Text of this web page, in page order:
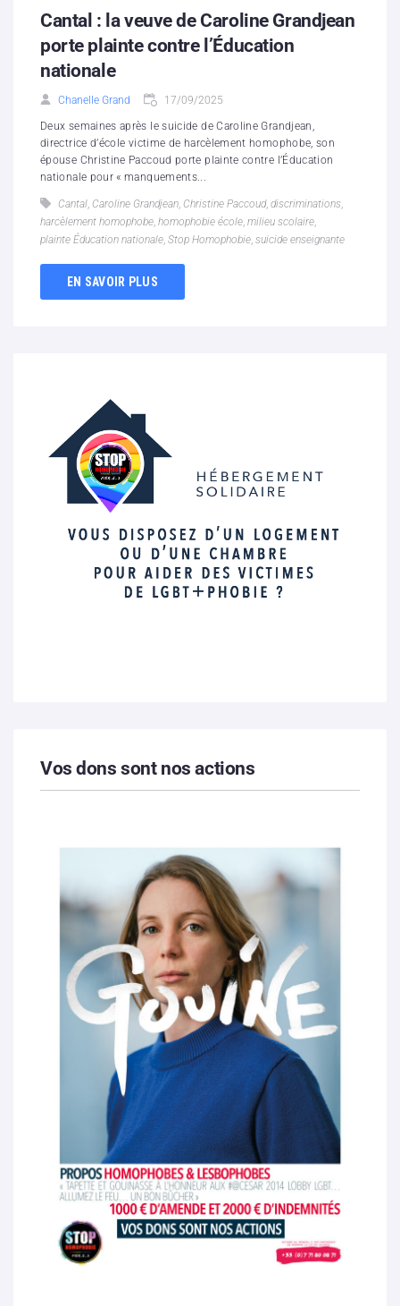
Cantal : la veuve de Caroline Grandjean
porte plainte contre l’Éducation
nationale
Chanelle Grand 17/09/2025
Deux semaines après le suicide de Caroline Grandjean,
directrice d’école victime de harcèlement homophobe, son
épouse Christine Paccoud porte plainte contre l’Éducation
nationale pour « manquements...
Cantal, Caroline Grandjean, Christine Paccoud, discriminations,
harcèlement homophobe, homophobie école, milieu scolaire,
plainte Éducation nationale, Stop Homophobie, suicide enseignante
EN SAVOIR PLUS
Vos dons sont nos actions